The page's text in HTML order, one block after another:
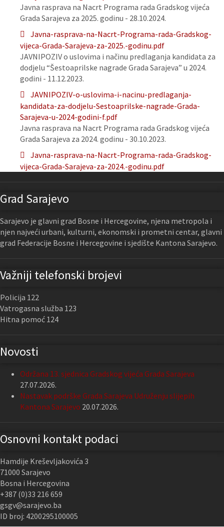
Javna rasprava na Nacrt Programa rada Gradskog vijeća
Grada Sarajeva za 2025. godinu - 28.10.2024.
Javna-rasprava-na-Nacrt-Programa-rada-Gradskog-
vijeca-Grada-Sarajeva-za-2025.-godinu.pdf
JAVNIPOZIV o uslovima i načinu predlaganja kandidata za
dodjelu “Šestoaprilske nagrade Grada Sarajeva” u 2024.
godini - 11.12.2023.
JAVNIPOZIV-o-uslovima-i-nacinu-predlaganja-
kandidata-za-dodjelu-Sestoaprilske-nagrade-Grada-
Sarajeva-u-2024-godini-f.pdf
Javna rasprava na Nacrt Programa rada Gradskog vijeća
Grada Sarajeva za 2024. godinu - 30.10.2023.
Javna-rasprava-na-Nacrt-Programa-rada-Gradskog-
vijeca-Grada-Sarajeva-za-2024.-godinu.pdf
Grad Sarajevo
Sarajevo je glavni grad Bosne i Hercegovine, njena metropola i
njen najveći urbani, kulturni, ekonomski i prometni centar, glavni
grad Federacije Bosne i Hercegovine i sjedište Kantona Sarajevo.
Važniji telefonski brojevi
Policija 122
Vatrogasna služba 123
Hitna pomoć 124
Novosti
Održana 13. sjednica Gradskog vijeća Grada Sarajeva
27.07.2026.
Nastavak podrške Grada Sarajeva Udruženju slijepih
Kantona Sarajevo 20.07.2026.
Osnovni kontakt podaci
Hamdije Kreševljakovića 3
71000 Sarajevo
Bosna i Hercegovina
+387 (0)33 216 659
gsgv@sarajevo.ba
ID broj: 4200295100005